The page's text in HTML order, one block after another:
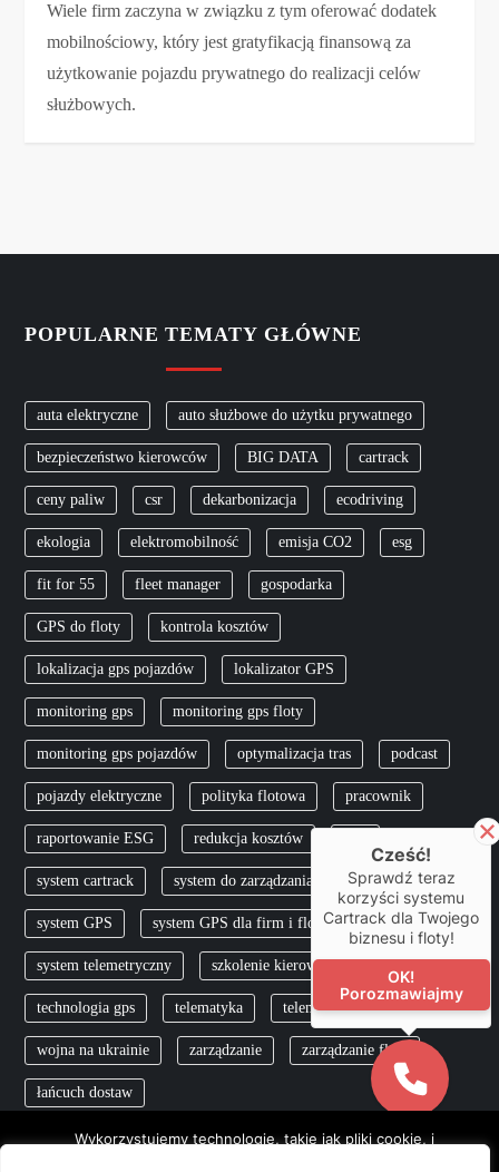
Wiele firm zaczyna w związku z tym oferować dodatek
mobilnościowy, który jest gratyfikacją finansową za
użytkowanie pojazdu prywatnego do realizacji celów
służbowych.
POPULARNE TEMATY GŁÓWNE
auta elektryczne auto służbowe do użytku prywatnego
bezpieczeństwo kierowców BIG DATA cartrack
ceny paliw csr dekarbonizacja ecodriving
ekologia elektromobilność emisja CO2 esg
fit for 55 fleet manager gospodarka
GPS do floty kontrola kosztów
lokalizacja gps pojazdów lokalizator GPS
monitoring gps monitoring gps floty
monitoring gps pojazdów optymalizacja tras podcast
pojazdy elektryczne polityka flotowa pracownik
raportowanie ESG redukcja kosztów
system cartrack system do zarządzania flotą
system GPS system GPS dla firm i flot
system telemetryczny szkolenie kierowców
technologia gps telematyka telemetria
wojna na ukrainie zarządzanie zarządzanie flotą
łańcuch dostaw
Wykorzystujemy technologie, takie jak pliki cookie, i
Cześć!
Sprawdź teraz
korzyści systemu
Cartrack dla Twojego
biznesu i floty!
OK!
Porozmawiajmy